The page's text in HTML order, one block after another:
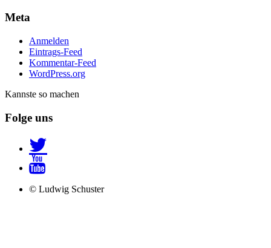
Meta
Anmelden
Eintrags-Feed
Kommentar-Feed
WordPress.org
Kannste so machen
Folge uns
© Ludwig Schuster